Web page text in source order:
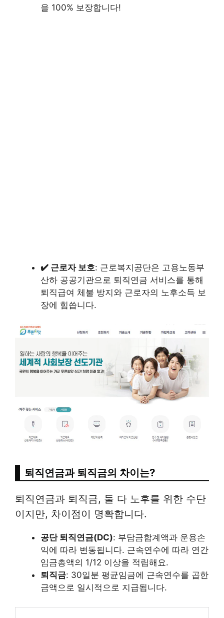
을 100% 보장합니다!
✔️ 근로자 보호: 근로복지공단은 고용노동부
산하 공공기관으로 퇴직연금 서비스를 통해
퇴직급여 체불 방지와 근로자의 노후소득 보
장에 힘씁니다.
퇴직연금과 퇴직금의 차이는?
퇴직연금과 퇴직금, 둘 다 노후를 위한 수단
이지만, 차이점이 명확합니다.
공단 퇴직연금(DC): 부담금합계액과 운용손
익에 따라 변동됩니다. 근속연수에 따라 연간
임금총액의 1/12 이상을 적립해요.
퇴직금: 30일분 평균임금에 근속연수를 곱한
금액으로 일시적으로 지급됩니다.